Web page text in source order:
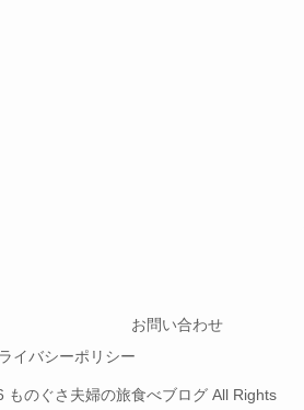
お問い合わせ
イバシーポリシー
のぐさ夫婦の旅食べブログ All Rights